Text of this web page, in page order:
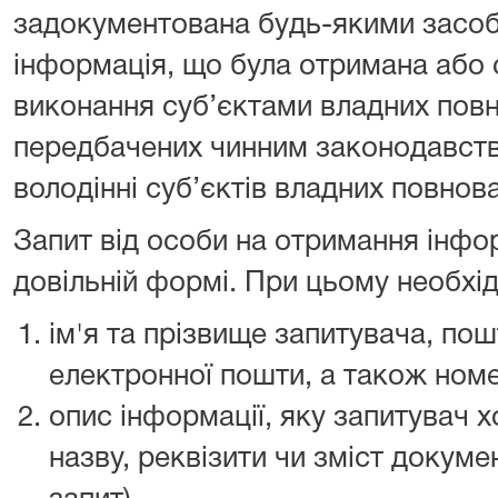
задокументована будь-якими
інформація, що була отримана або
виконання суб’єктами владних
передбачених чинним
володінні суб’єктів владних
Запит від особи на отримання
довільній формі. При цьому
ім'я та прізвище запитувача,
електронної пошти, а також
опис інформації, яку запитувач
назву, реквізити чи зміст